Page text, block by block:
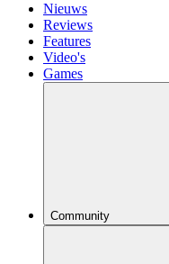
Nieuws
Reviews
Features
Video's
Games
Community